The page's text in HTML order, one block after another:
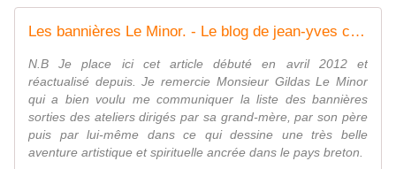
Les bannières Le Minor. - Le blog de jean-yves cordier
N.B Je place ici cet article débuté en avril 2012 et
réactualisé depuis. Je remercie Monsieur Gildas Le Minor
qui a bien voulu me communiquer la liste des bannières
sorties des ateliers dirigés par sa grand-mère, par son père
puis par lui-même dans ce qui dessine une très belle
aventure artistique et spirituelle ancrée dans le pays breton.